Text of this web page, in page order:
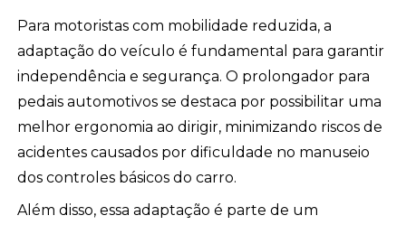
Para motoristas com mobilidade reduzida, a
adaptação do veículo é fundamental para garantir
independência e segurança. O prolongador para
pedais automotivos se destaca por possibilitar uma
melhor ergonomia ao dirigir, minimizando riscos de
acidentes causados por dificuldade no manuseio
dos controles básicos do carro.
Além disso, essa adaptação é parte de um